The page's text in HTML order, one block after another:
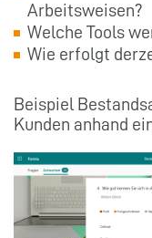
Arbeitsweisen?
Welche Tools
Wie erfolgt
Beispiel
Kunden anhand